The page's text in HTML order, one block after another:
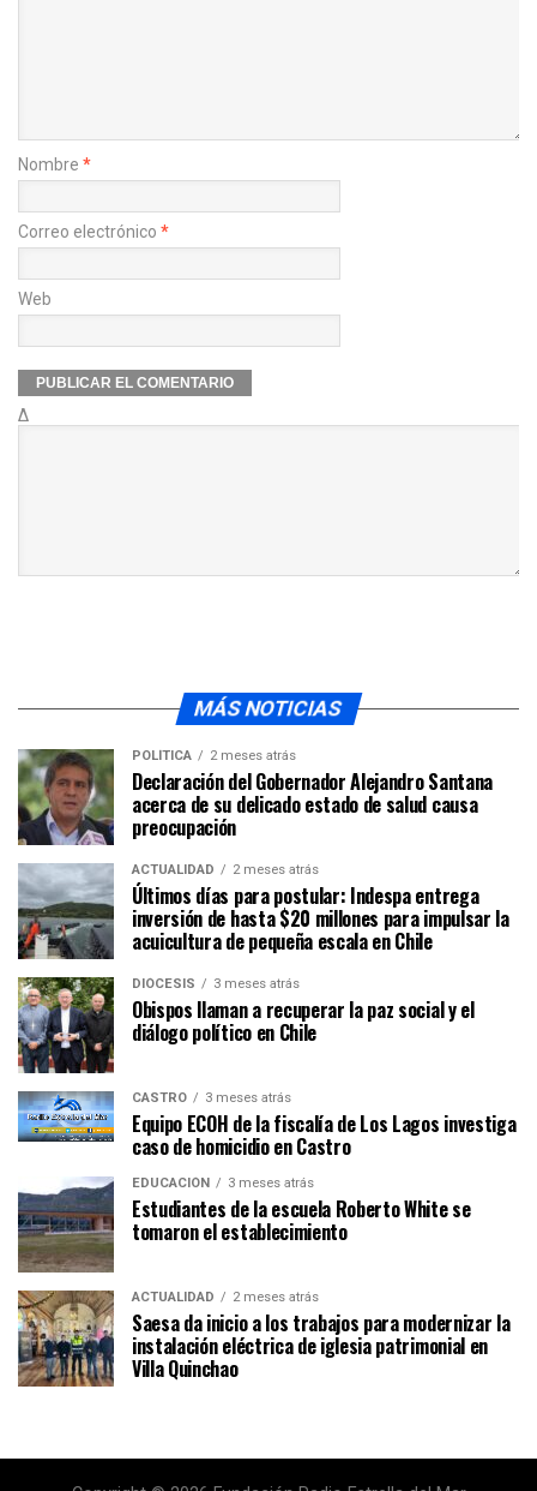
Nombre *
Correo electrónico *
Web
Δ
MÁS NOTICIAS
POLÍTICA 2 meses atrás
Declaración del Gobernador Alejandro Santana
acerca de su delicado estado de salud causa
preocupación
ACTUALIDAD 2 meses atrás
Últimos días para postular: Indespa entrega
inversión de hasta $20 millones para impulsar la
acuicultura de pequeña escala en Chile
DIÓCESIS 3 meses atrás
Obispos llaman a recuperar la paz social y el
diálogo político en Chile
CASTRO 3 meses atrás
Equipo ECOH de la fiscalía de Los Lagos investiga
caso de homicidio en Castro
EDUCACIÓN 3 meses atrás
Estudiantes de la escuela Roberto White se
tomaron el establecimiento
ACTUALIDAD 2 meses atrás
Saesa da inicio a los trabajos para modernizar la
instalación eléctrica de iglesia patrimonial en
Villa Quinchao